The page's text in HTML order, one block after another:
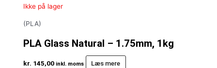
Ikke på lager
(PLA)
PLA Glass Natural – 1.75mm, 1kg
kr. 145,00 inkl. moms Læs mere